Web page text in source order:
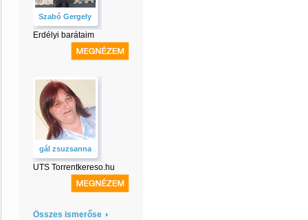
Szabó Gergely
Erdélyi barátaim
gál zsuzsanna
UTS Torrentkereso.hu
Összes ismerőse